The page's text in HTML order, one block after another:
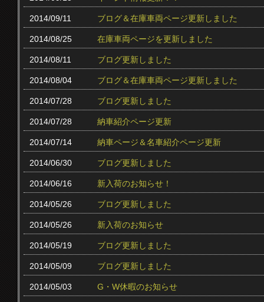
2014/09/11 ブログ＆在庫車両ページ更新しました
2014/08/25 在庫車両ページを更新しました
2014/08/11 ブログ更新しました
2014/08/04 ブログ＆在庫車両ページ更新しました
2014/07/28 ブログ更新しました
2014/07/28 納車紹介ページ更新
2014/07/14 納車ページ＆名車紹介ページ更新
2014/06/30 ブログ更新しました
2014/06/16 新入荷のお知らせ！
2014/05/26 ブログ更新しました
2014/05/26 新入荷のお知らせ
2014/05/19 ブログ更新しました
2014/05/09 ブログ更新しました
2014/05/03 G・W休暇のお知らせ